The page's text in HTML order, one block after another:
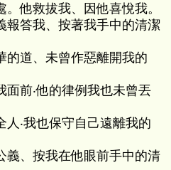
他救拔我、因他喜悅我。
報答我、按著我手中的清潔
的道、未曾作惡離開我的
面前‧他的律例我也未曾丟
人‧我也保守自己遠離我的
義、按我在他眼前手中的清